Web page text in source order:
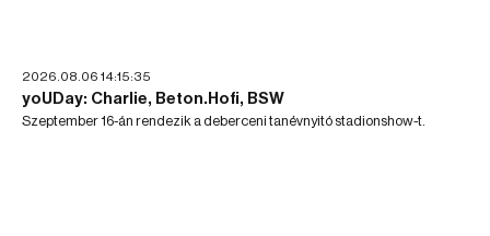
2026.08.06 14:15:35
yoUDay: Charlie, Beton.Hofi, BSW
Szeptember 16-án rendezik a deberceni tanévnyitó stadionshow-t.